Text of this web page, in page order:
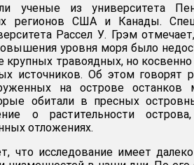
ученые из университета
регионов США и Канады.
Рассел У. Грэм
уровня моря было
крупных травоядных, но
источников. Об этом говорят
на острове
обитали в пресных
о растительности
отложениях.
что исследование имеет